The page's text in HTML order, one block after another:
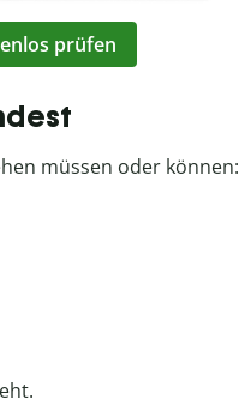
prüfen
müssen oder können: